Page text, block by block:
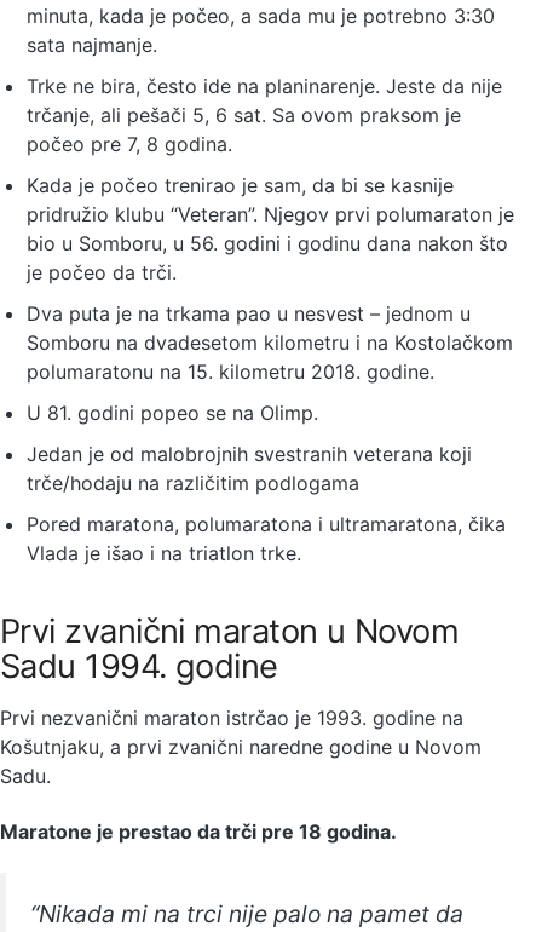
minuta, kada je počeo, a sada mu je potrebno 3:30
sata najmanje.
Trke ne bira, često ide na planinarenje. Jeste da nije
trčanje, ali pešači 5, 6 sat. Sa ovom praksom je
počeo pre 7, 8 godina.
Kada je počeo trenirao je sam, da bi se kasnije
pridružio klubu “Veteran”. Njegov prvi polumaraton je
bio u Somboru, u 56. godini i godinu dana nakon što
je počeo da trči.
Dva puta je na trkama pao u nesvest – jednom u
Somboru na dvadesetom kilometru i na Kostolačkom
polumaratonu na 15. kilometru 2018. godine.
U 81. godini popeo se na Olimp.
Jedan je od malobrojnih svestranih veterana koji
trče/hodaju na različitim podlogama
Pored maratona, polumaratona i ultramaratona, čika
Vlada je išao i na triatlon trke.
Prvi zvanični maraton u Novom
Sadu 1994. godine
Prvi nezvanični maraton istrčao je 1993. godine na
Košutnjaku, a prvi zvanični naredne godine u Novom
Sadu.
Maratone je prestao da trči pre 18 godina.
“Nikada mi na trci nije palo na pamet da